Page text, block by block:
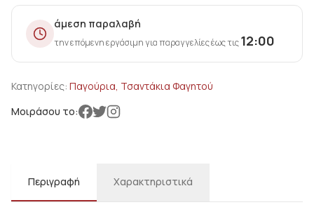
άμεση παραλαβή
την επόμενη εργάσιμη για παραγγελίες έως τις12:00
Κατηγορίες: Παγούρια, Τσαντάκια Φαγητού
Μοιράσου το:
Περιγραφή Χαρακτηριστικά